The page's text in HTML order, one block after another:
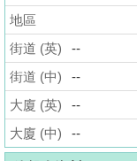
宅
谷
按
揭
地
產
地區
街道 (英)
--
街道 (中)
--
大廈 (英)
--
大廈 (中)
--